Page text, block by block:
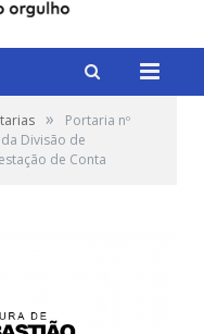
»
Portaria nº
da Divisão de
de Conta